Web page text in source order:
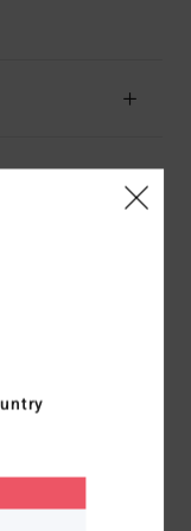
seit September 2025